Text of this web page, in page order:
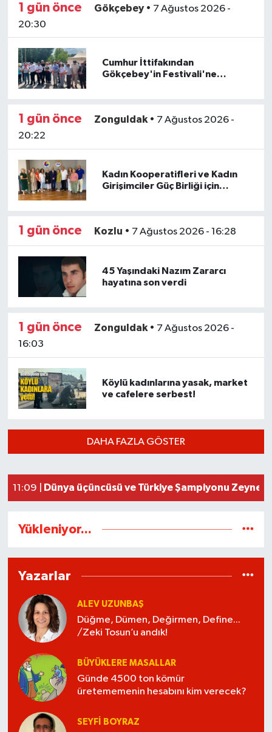
1 gün önce Gökçebey• 7 Ağustos 2026 -
20:30
Cumhur İttifakından
Gökçebey'in Festivali'ne
1 gün önce Zonguldak• 7 Ağustos 2026 -
20:22
Kadın Kooperatifleri ve Kadın
Girişimciler Güç Birliği için
1 gün önce Kozlu • 7 Ağustos 2026 - 16:28
45 Yaşındaki Nazım Zararcı
hayatına son verdi
1 gün önce Zonguldak• 7 Ağustos 2026 -
16:03
Köylü kadınlarına yasak, market
ve cafelere serbest!
DAHA FAZLA GÖSTER
İşçi sorunları masaya yatırıldı
18:02 |AK Parti İstişare toplantısı düzenlendi
11:09 |
Dünya üçüncüsü ve Türkiye Şampiyonu
Yükleniyor...
Yazarlar
ALEV UZUNBAŞ
Düğme, Dümen, Değirmen, Define...
/Zeki Tosun’u andık!
BÜYÜKLERE MASALLAR
Günde 4500 ton kömür
üretememenin hesabını kim verecek?
SEYFI BOYRAZ